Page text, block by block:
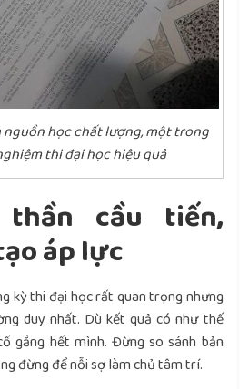
nguồn học chất lượng, một trong
thi đại học hiệu quả
cầu tiến,
áp lực
kỳ thi đại học rất quan trọng nhưng
duy nhất. Dù kết quả có như thế
gắng hết mình. Đừng so sánh bản
đừng để nỗi sợ làm chủ tâm trí.